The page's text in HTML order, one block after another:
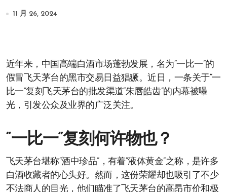
11 月 26, 2024
近年来，中国高端白酒市场蓬勃发展，名为“一比一”的
假冒飞天茅台的黑市交易日益猖獗。近日，一条关于“一
比一”复刻飞天茅台的批发渠道“朱唇皓齿”的内幕被曝
光，引发公众及业界的广泛关注。
“一比一”复刻何许物也？
飞天茅台堪称“酒中珍品”，有着“液体黄金”之称，是许多
白酒收藏者的心头好。然而，这份荣耀却也吸引了不少
不法商人的目光，他们瞄准了飞天茅台的高昂市价和极